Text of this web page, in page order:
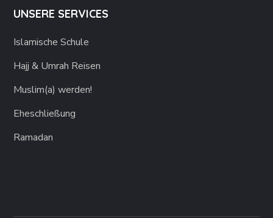
UNSERE SERVICES
Islamische Schule
Hajj & Umrah Reisen
Muslim(a) werden!
Eheschließung
Ramadan